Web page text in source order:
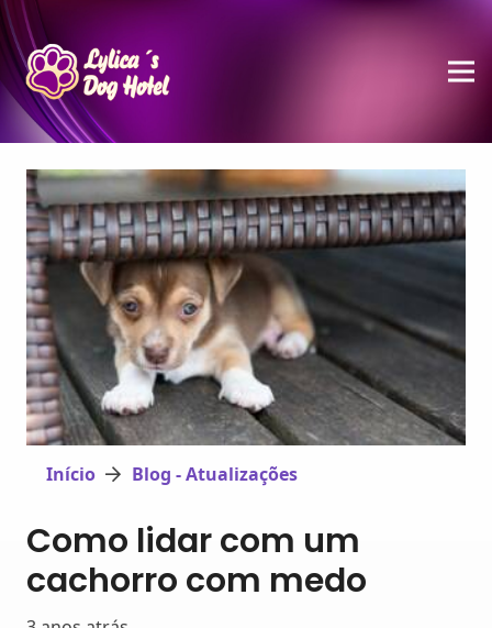
Início Blog - Atualizações
Como lidar com um
cachorro com medo